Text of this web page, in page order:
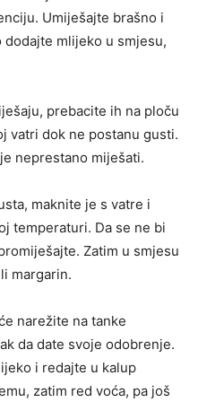
Umiješajte brašno i
mlijeko u smjesu,
prebacite ih na ploču
vatri dok ne postanu gusti.
neprestano miješati.
maknite je s vatre i
temperaturi. Da se ne bi
Zatim u smjesu
margarin.
narežite na tanke
da date svoje odobrenje.
i redajte u kalup
zatim red voća, pa još